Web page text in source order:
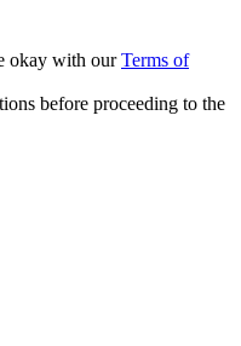
okay with ourTerms of
before proceeding to the